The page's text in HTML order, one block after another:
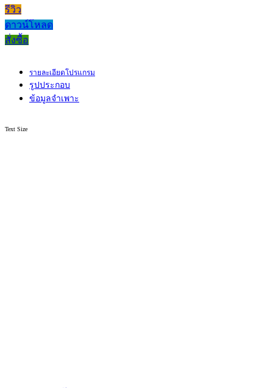
รีวิว
ดาวน์โหลด
สั่งซื้อ
รายละเอียดโปรแกรม
รูปประกอบ
ข้อมูลจำเพาะ
Text Size